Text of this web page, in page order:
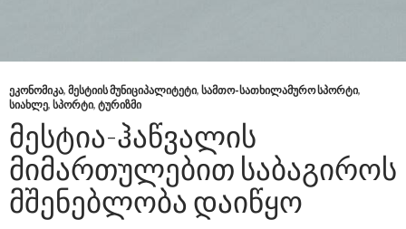
ᲔᲙᲝᲜᲝᲛᲘᲙᲐ, ᲛᲔᲡᲢᲘᲘᲡ ᲛᲣᲜᲘᲪᲘᲞᲐᲚᲘᲢᲔᲢᲘ, ᲡᲐᲛᲗᲝ-ᲡᲐᲗᲮᲘᲚᲐᲛᲣᲠᲝ ᲡᲞᲝᲠᲢᲘ,
ᲡᲘᲐᲮᲚᲔ, ᲡᲞᲝᲠᲢᲘ, ᲢᲣᲠᲘᲖᲛᲘ
ᲛᲔᲡᲢᲘᲐ-ᲰᲐᲬᲕᲐᲚᲘᲡ
ᲛᲘᲛᲐᲠᲗᲣᲚᲔᲑᲘᲗ ᲡᲐᲑᲐᲒᲘᲠᲝᲡ
ᲛᲨᲔᲜᲔᲑᲚᲝᲑᲐ ᲓᲐᲘᲬᲧᲝ